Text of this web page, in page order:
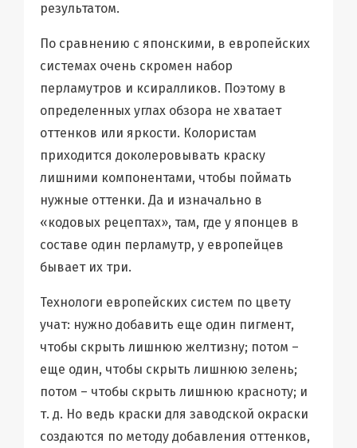
результатом.
По сравнению с японскими, в европейских
системах очень скромен набор
перламутров и ксиралликов. Поэтому в
определенных углах обзора не хватает
оттенков или яркости. Колористам
приходится доколеровывать краску
лишними компонентами, чтобы поймать
нужные оттенки. Да и изначально в
«кодовых рецептах», там, где у японцев в
составе один перламутр, у европейцев
бывает их три.
Технологи европейских систем по цвету
учат: нужно добавить еще один пигмент,
чтобы скрыть лишнюю желтизну; потом –
еще один, чтобы скрыть лишнюю зелень;
потом – чтобы скрыть лишнюю красноту; и
т. д. Но ведь краски для заводской окраски
создаются по методу добавления оттенков,